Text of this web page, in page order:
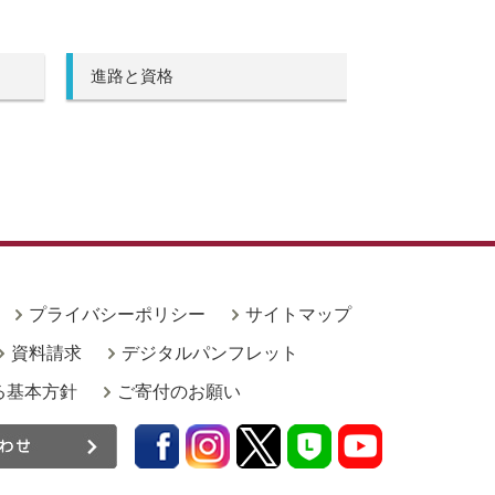
進路と資格
プライバシーポリシー サイトマップ
資料請求 デジタルパンフレット
基本方針 ご寄付のお願い